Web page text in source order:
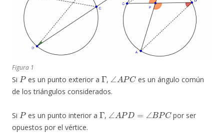
Figura 1
Si
P
es un punto exterior a
Γ
,
∠ A PC
es un ángulo común
de los triángulos considerados.
Si
P
es un punto interior a
Γ
,
∠ A PD= PC
por ser
opuestos por el vértice.